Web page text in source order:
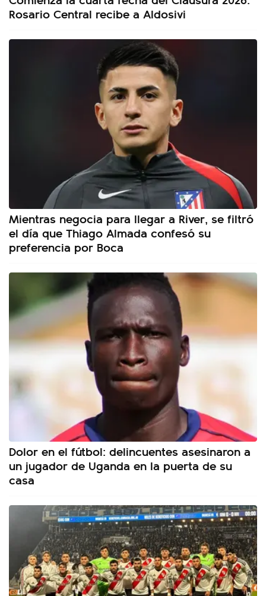
Rosario Central recibe a Aldosivi
Mientras negocia para llegar a River, se filtró
el día que Thiago Almada confesó su
preferencia por Boca
Dolor en el fútbol: delincuentes asesinaron a
un jugador de Uganda en la puerta de su
casa